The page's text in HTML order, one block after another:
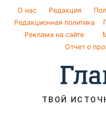
Напитки
Праздничное меню
Погода на сегодня
Погода на завтра
Пылевая буря
O нас Редакция
Редакционная политика
Реклама на сайте
Отчет о
ТВОЙ